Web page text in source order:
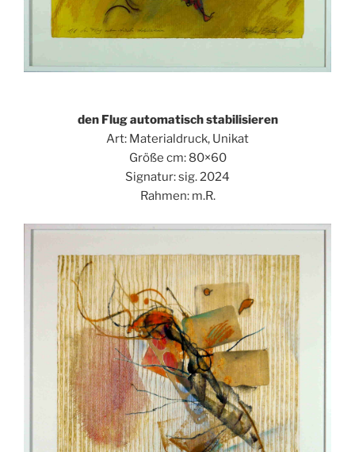
den Flug automatisch stabilisieren
Art: Materialdruck, Unikat
Größe cm: 80×60
Signatur: sig. 2024
Rahmen: m.R.